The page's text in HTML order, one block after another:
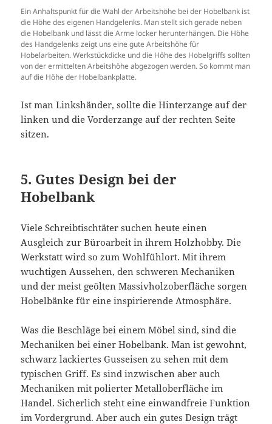
Ein Anhaltspunkt für die Wahl der Arbeitshöhe bei der Hobelbank ist
die Höhe des eigenen Handgelenks. Man stellt sich gerade neben
die Hobelbank und lässt die Arme locker herunterhängen. Die Höhe
des Handgelenks zeigt uns eine gute Arbeitshöhe für
Hobelarbeiten. Werkstückdicke und die Höhe des Hobelgriffs sollten
von der ermittelten Arbeitshöhe abgezogen werden. So kommt man
auf die Höhe der Hobelbankplatte.
Ist man Linkshänder, sollte die Hinterzange auf der
linken und die Vorderzange auf der rechten Seite
sitzen.
5. Gutes Design bei der
Hobelbank
Viele Schreibtischtäter suchen heute einen
Ausgleich zur Büroarbeit in ihrem Holzhobby. Die
Werkstatt wird so zum Wohlfühlort. Mit ihrem
wuchtigen Aussehen, den schweren Mechaniken
und der meist geölten Massivholzoberfläche sorgen
Hobelbänke für eine inspirierende Atmosphäre.
Was die Beschläge bei einem Möbel sind, sind die
Mechaniken bei einer Hobelbank. Man ist gewohnt,
schwarz lackiertes Gusseisen zu sehen mit dem
typischen Griff. Es sind inzwischen aber auch
Mechaniken mit polierter Metalloberfläche im
Handel. Sicherlich steht eine einwandfreie Funktion
im Vordergrund. Aber auch ein gutes Design trägt